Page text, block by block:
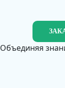
Объединяя